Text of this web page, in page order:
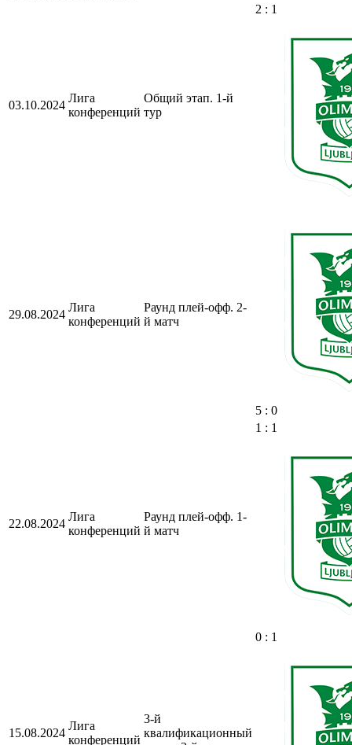
03.10.2024
Лига
конференций
Общий этап. 1-й
тур
2 : 1
29.08.2024
Лига
конференций
Раунд плей-офф. 2-
й матч
5 : 0
22.08.2024
Лига
конференций
Раунд плей-офф. 1-
й матч
1 : 1
15.08.2024
Лига
конференций
3-й
квалификационный
0 : 1